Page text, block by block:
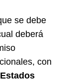
se debe
deberá
con